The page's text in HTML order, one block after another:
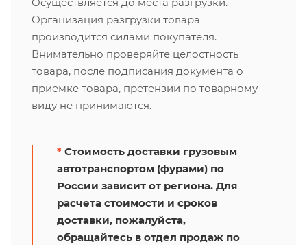
Организация разгрузки товара
производится силами покупателя.
Внимательно проверяйте целостность
товара, после подписания документа о
приемке товара, претензии по товарному
виду не принимаются.
* Стоимость доставки грузовым
автотранспортом (фурами) по
России зависит от региона. Для
расчета стоимости и сроков
доставки, пожалуйста,
обращайтесь в отдел продаж по